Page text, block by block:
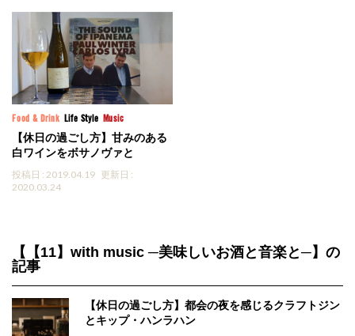
Food & Drink Life Style Music
【休日の過ごし方】甘みのある
白ワインをボサノヴァと
投稿日 : 2019.04.19 更新日 :
2020.03.24
【【11】with music ─美味しいお酒と音楽と─】の
記事
【休日の過ごし方】都会の夜を感じるクラフトジン
とキップ・ハンラハン